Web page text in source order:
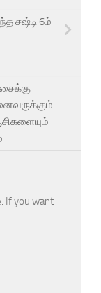
சஷ்டி 6ம்
If you want